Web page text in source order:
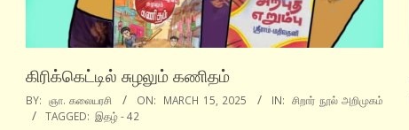
கிரிக்கெட்டில் சுழலும் கணிதம்
2025-
03-
BY: ஞா. கலையரசி ON: MARCH 15, 2025 IN: சிறார் நூல் அறிமுகம்
TAGGED: இதழ் - 42